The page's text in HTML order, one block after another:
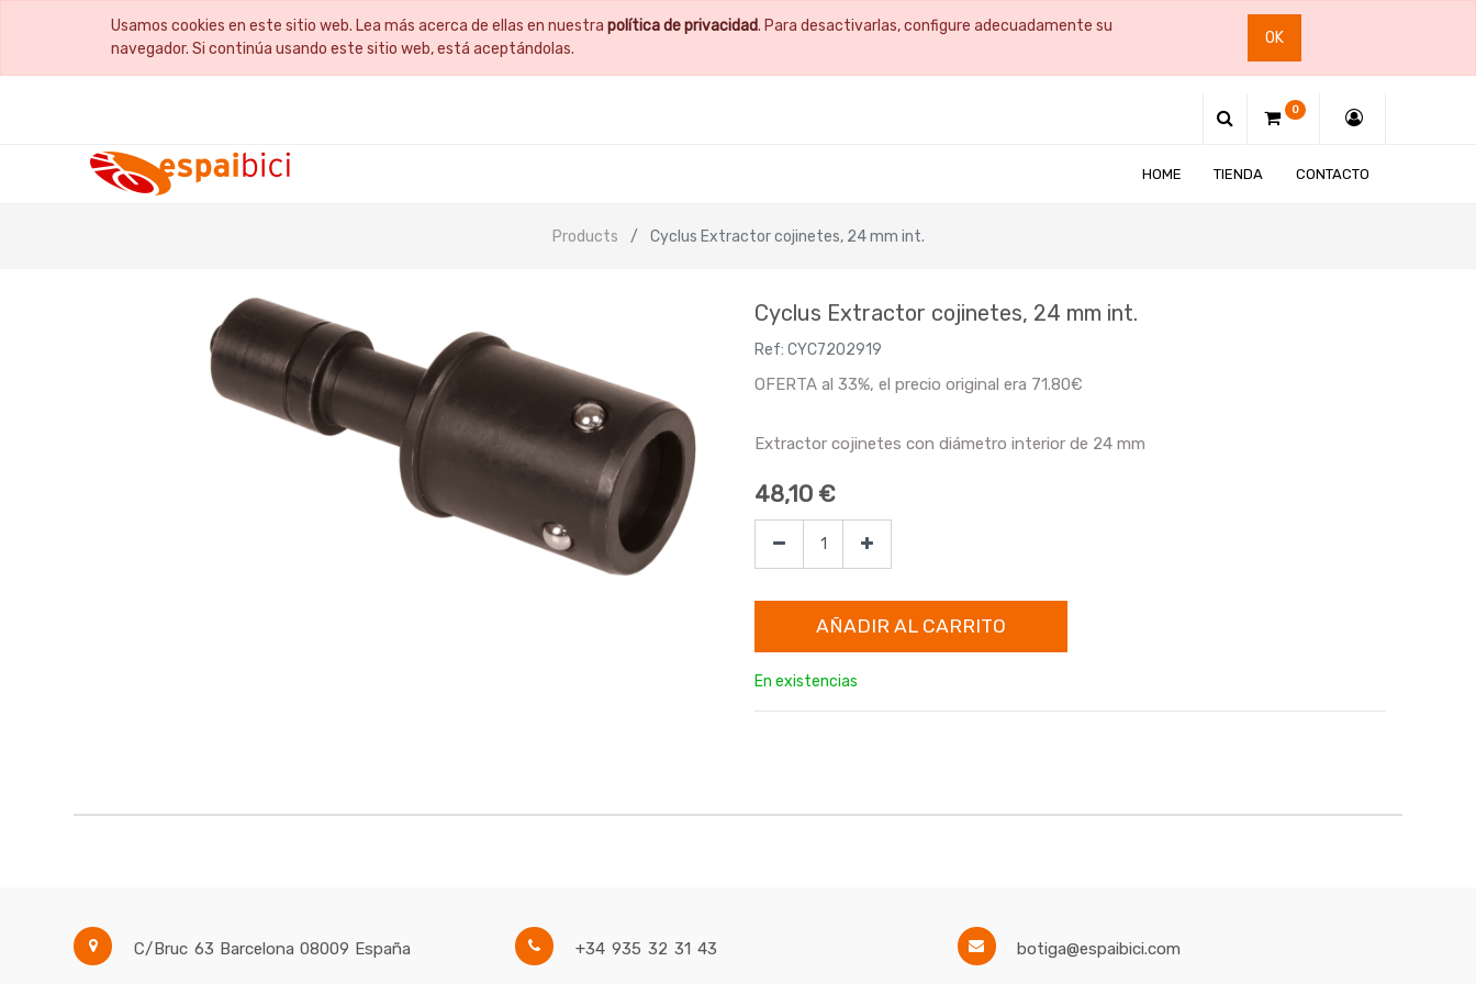
Usamos cookies en este sitio web. Lea más acerca de ellas en nuestrapolítica de privacidad. Para desactivarlas, configure adecuadamente su
navegador. Si continúa usando este sitio web, está aceptándolas.
OK
0
HOME TIENDA CONTACTO
Products Cyclus Extractor cojinetes, 24 mm int.
Cyclus Extractor cojinetes, 24 mm int.
Ref: CYC7202919
OFERTA al 33%, el precio original era 71.80€
Extractor cojinetes con diámetro interior de 24 mm
48,10 €
AÑADIR AL CARRITO
En existencias
C/Bruc 63 Barcelona 08009 España +34 935 32 31 43 botiga@espaibici.com